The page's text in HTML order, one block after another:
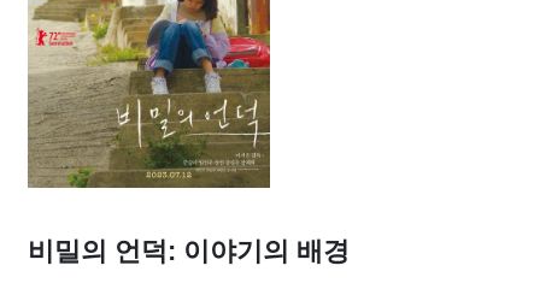
비밀의 언덕: 이야기의 배경